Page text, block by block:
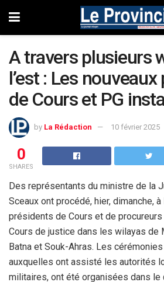
A travers plusieurs
l’est : Les
de Cours et PG
by La Rédaction 10 février 2025
0
SHARES
Des représentants du ministre de la
Sceaux ont procédé, hier, dimanche, à
présidents de Cours et de
Cours de justice dans les wilayas de
Batna et Souk-Ahras. Les
auxquelles ont assisté les autorités
militaires, ont été organisées dans le